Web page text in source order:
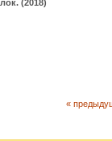
(2018)
«